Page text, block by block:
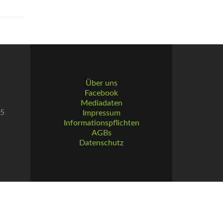
Über uns
Facebook
Mediadaten
Impressum
Informationspflichten
AGBs
Datenschutz